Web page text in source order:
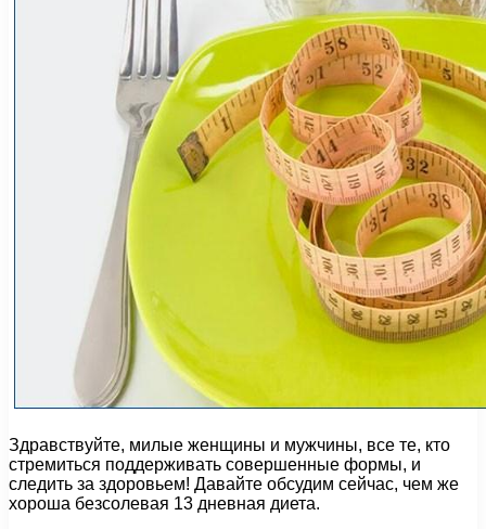
Здравствуйте, милые женщины и мужчины, все те, кто
стремиться поддерживать совершенные формы, и
следить за здоровьем! Давайте обсудим сейчас, чем же
хороша безсолевая 13 дневная диета.